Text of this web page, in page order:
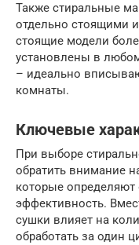
Также стиральные
отдельно стоящими
стоящие модели
установлены в
– идеально
комнаты.
Ключевые
При выборе
обратить внимание
которые определяют
эффективность.
сушки влияет на
обработать за один